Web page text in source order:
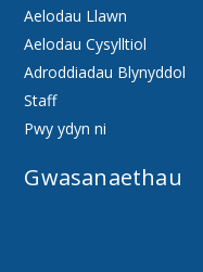
Aelodau Llawn
Aelodau Cysylltiol
Adroddiadau Blynyddol
Staff
Pwy ydyn ni
Gwasanaethau